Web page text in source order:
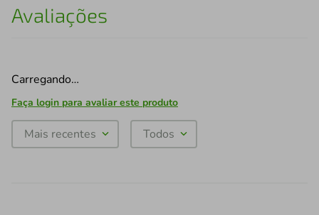
Avaliações
Carregando…
Faça login para avaliar este produto
Mais recentes Todos